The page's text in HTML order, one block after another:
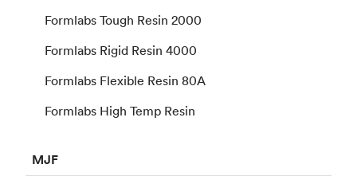
Formlabs Tough Resin 2000
Formlabs Rigid Resin 4000
Formlabs Flexible Resin 80A
Formlabs High Temp Resin
MJF